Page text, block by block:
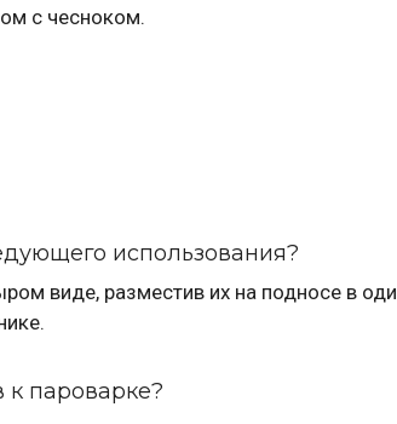
с чесноком.
использования?
виде, разместив их на подносе в
пароварке?